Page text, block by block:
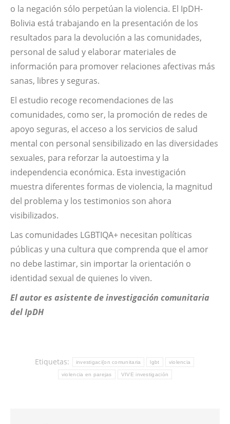
o la negación sólo perpetúan la violencia. El IpDH-
Bolivia está trabajando en la presentación de los
resultados para la devolución a las comunidades,
personal de salud y elaborar materiales de
información para promover relaciones afectivas más
sanas, libres y seguras.
El estudio recoge recomendaciones de las
comunidades, como ser, la promoción de redes de
apoyo seguras, el acceso a los servicios de salud
mental con personal sensibilizado en las diversidades
sexuales, para reforzar la autoestima y la
independencia económica. Esta investigación
muestra diferentes formas de violencia, la magnitud
del problema y los testimonios son ahora
visibilizados.
Las comunidades LGBTIQA+ necesitan políticas
públicas y una cultura que comprenda que el amor
no debe lastimar, sin importar la orientación o
identidad sexual de quienes lo viven.
El autor es asistente de investigación comunitaria
del IpDH
Etiquetas: investigaci{on comunitaria lgbt violencia
violencia en parejas VIVE investigación